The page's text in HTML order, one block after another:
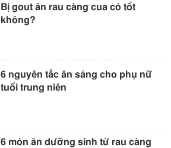
Bị gout ăn rau càng cua có tốt
không?
6 nguyên tắc ăn sáng cho phụ nữ
tuổi trung niên
6 món ăn dưỡng sinh từ rau càng